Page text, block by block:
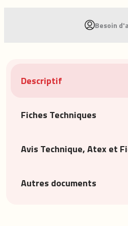
Besoin
Descriptif
Fiches Techniques
Avis Technique, Atex et
Autres documents